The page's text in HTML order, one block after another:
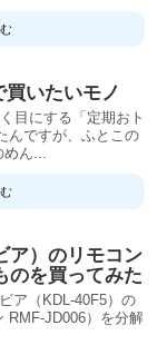
いたいモノ
目にする「定期おト
んですが、ふとこの
めん...
ア）のリモコン
のを買ってみた
ア（KDL-40F5）の
RMF-JD006）を分解